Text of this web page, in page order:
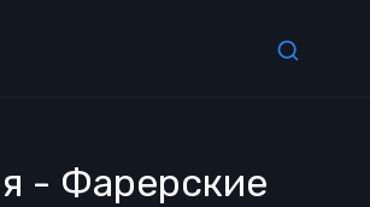
- Фарерские